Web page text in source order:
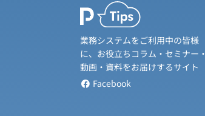
業務システムをご利用中の皆様
に、お役立ちコラム・セミナー・
動画・資料をお届けするサイト
Facebook